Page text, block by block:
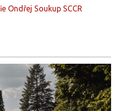
Ondřej Soukup SCCR